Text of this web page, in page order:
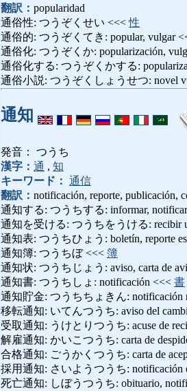
翻訳： popularidad
通俗性: つうぞくせい <<<性
通俗的: つうぞくてき: popular, vulgar
通俗化: つうぞくか: popularización,
通俗化する: つうぞくかする:
通俗小説: つうぞくしょうせつ: novel
通知
発音： つうち
漢字： 通 , 知
キーワード： 通信
翻訳： notificación, reporte, publicación,
通知する: つうちする: informar,
通知を受ける: つうちをうける: recibir
通知表: つうちひょう: boletín, reporte
通知簿: つうちぼ <<< 簿
通知状: つうちじょう: aviso, carta de
通知書: つうちしょ: notificación <<< 書
通知貯金: つうちちょきん: notificación
移転通知: いてんつうち: aviso del
受取通知: うけとりつうち: acuse de
解雇通知: かいこつうち: carta de
合格通知: ごうかくつうち: carta de
採用通知: さいようつうち: notificación
死亡通知: しぼうつうち: obituario,